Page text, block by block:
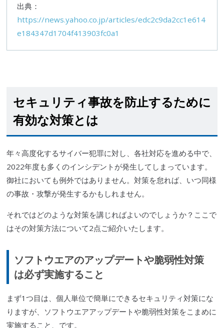
出典：
https://news.yahoo.co.jp/articles/edc2c9da2cc1e614
e184347d1704f413903fc0a1
セキュリティ事故を防止するために
有効な対策とは
年々高度化するサイバー犯罪に対し、各社対応を進める中で、
2022年度も多くのインシデントが発生してしまっています。
御社においても例外ではありません。対策を怠れば、いつ同様
の事故・攻撃が発生するかもしれません。
それではどのような対策を講じればよいのでしょうか？ここで
はその対策方法について2点ご紹介いたします。
ソフトウエアのアップデートや脆弱性対策
は必ず実施すること
まず1つ目は、個人単位で簡単にできるセキュリティ対策にな
りますが、ソフトウエアアップデートや脆弱性対策をこまめに
実施すること、です。